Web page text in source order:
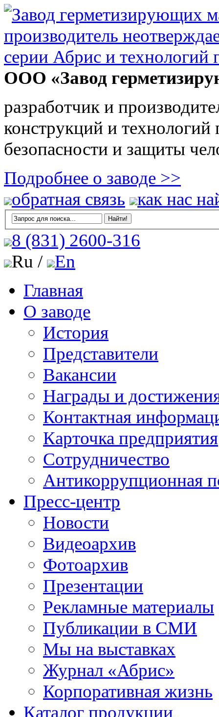
ООО «Завод
разработчик и
конструкций и
безопасности и защиты
Подробнее о заводе >>
обратная связь
как нас
8 (831) 2600-316
Ru /
En
Главная
О заводе
История
Представители
Вакансии
Награды и
Контактная
Карточка предприятия
Сотрудничество
Антикоррупционная
Пресс-центр
Новости
Видеоархив
Фотоархив
Презентации
Рекламные материалы
Публикации в СМИ
Мы на выставках
Журнал «Абрис»
Корпоративная жизнь
Каталог продукции